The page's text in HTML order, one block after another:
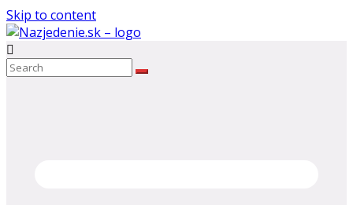
Skip to content